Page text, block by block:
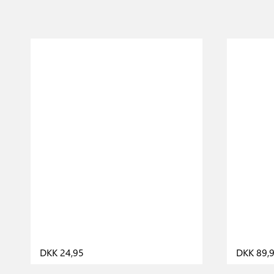
DKK 24,95 DKK